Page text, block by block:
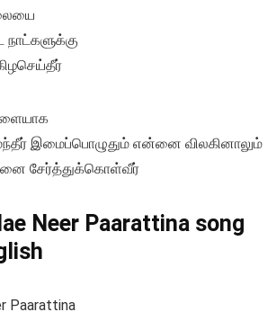
இமைப்பொழுதும் என்னை விலகினாலும்
சேர்த்துக்கொள்வீர்
Neer Paarattina song
Paarattina